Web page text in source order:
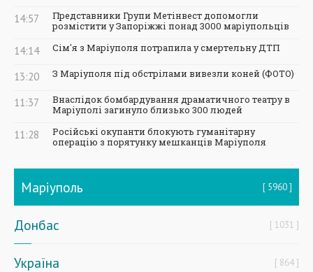
14:57
Представники Групи Метінвест допомогли
розмістити у Запоріжжі понад 3000 маріупольців
14:14 Сім'я з Маріуполя потрапила у смертельну ДТП
13:20 З Маріуполя під обстрілами вивезли коней (ФОТО)
11:37
Внаслідок бомбардування драматичного театру в
Маріуполі загинуло близько 300 людей
11:28
Російські окупанти блокують гуманітарну
операцію з порятунку мешканців Маріуполя
Маріуполь 5960
Донбас 1031
Україна 864